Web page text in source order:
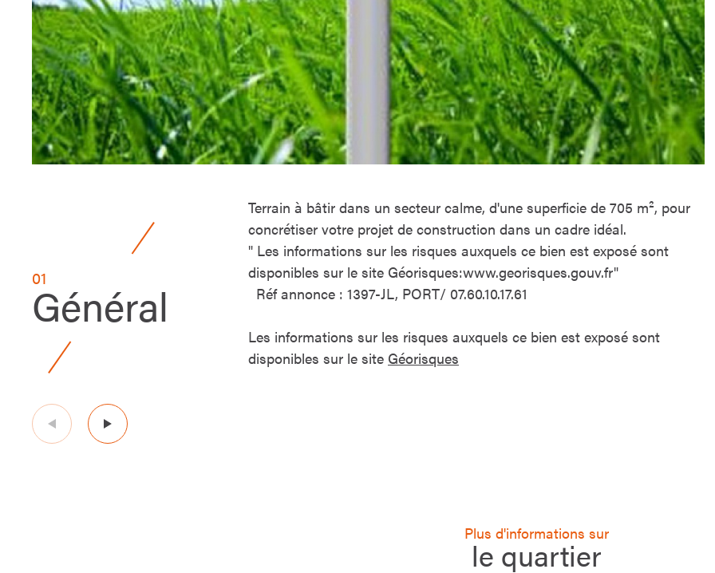
01
Général
Terrain à bâtir dans un secteur calme, d'une superficie de 705 m², pour
concrétiser votre projet de construction dans un cadre idéal.
" Les informations sur les risques auxquels ce bien est exposé sont
disponibles sur le site Géorisques:www.georisques.gouv.fr"
Réf annonce : 1397-JL, PORT/ 07.60.10.17.61
Les informations sur les risques auxquels ce bien est exposé sont
disponibles sur le site Géorisques
Plus d'informations sur
le quartier